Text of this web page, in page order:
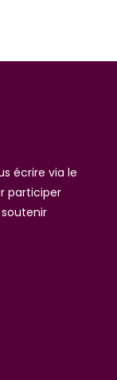
écrire via le
participer